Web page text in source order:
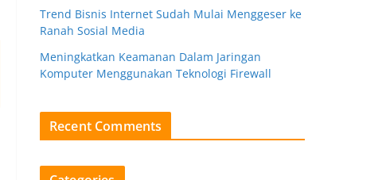
Trend Bisnis Internet Sudah Mulai Menggeser ke
Ranah Sosial Media
Meningkatkan Keamanan Dalam Jaringan
Komputer Menggunakan Teknologi Firewall
Recent Comments